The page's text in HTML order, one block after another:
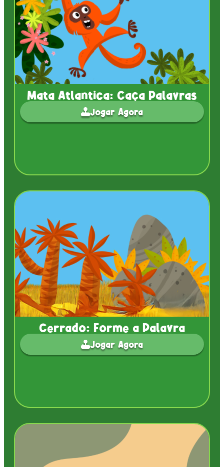
Mata Atlantica: Caça Palavras
Jogar Agora
Cerrado: Forme a Palavra
Jogar Agora